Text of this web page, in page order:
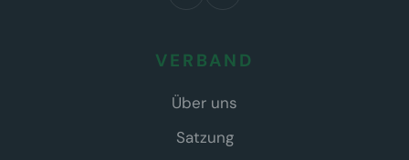
VERBAND
Über uns
Satzung